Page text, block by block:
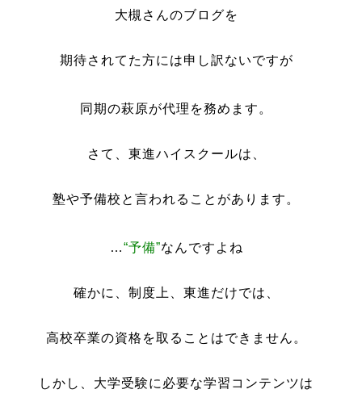
大槻さんのブログを
期待されてた方には申し訳ないですが
同期の萩原が代理を務めます。
さて、東進ハイスクールは、
塾や予備校と言われることがあります。
…“予備”なんですよね
確かに、制度上、東進だけでは、
高校卒業の資格を取ることはできません。
しかし、大学受験に必要な学習コンテンツは